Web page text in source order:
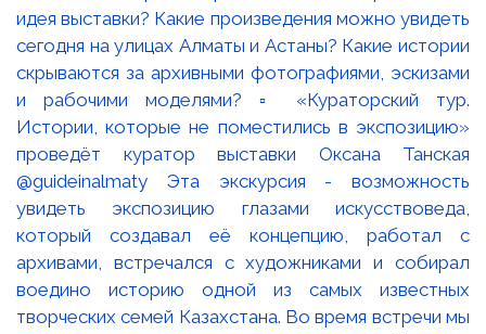
идея выставки? Какие произведения можно увидеть
сегодня на улицах Алматы и Астаны? Какие истории
скрываются за архивными фотографиями, эскизами
и рабочими моделями? ▫️ «Кураторский тур.
Истории, которые не поместились в экспозицию»
проведёт куратор выставки Оксана Танская
@guideinalmaty Эта экскурсия - возможность
увидеть экспозицию глазами искусствоведа,
который создавал её концепцию, работал с
архивами, встречался с художниками и собирал
воедино историю одной из самых известных
творческих семей Казахстана. Во время встречи мы